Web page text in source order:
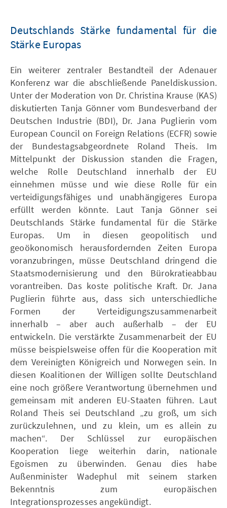
Deutschlands Stärke fundamental für die
Stärke Europas
Ein weiterer zentraler Bestandteil der Adenauer
Konferenz war die abschließende Paneldiskussion.
Unter der Moderation von Dr. Christina Krause (KAS)
diskutierten Tanja Gönner vom Bundesverband der
Deutschen Industrie (BDI), Dr. Jana Puglierin vom
European Council on Foreign Relations (ECFR) sowie
der Bundestagsabgeordnete Roland Theis. Im
Mittelpunkt der Diskussion standen die Fragen,
welche Rolle Deutschland innerhalb der EU
einnehmen müsse und wie diese Rolle für ein
verteidigungsfähiges und unabhängigeres Europa
erfüllt werden könnte. Laut Tanja Gönner sei
Deutschlands Stärke fundamental für die Stärke
Europas. Um in diesen geopolitisch und
geoökonomisch herausfordernden Zeiten Europa
voranzubringen, müsse Deutschland dringend die
Staatsmodernisierung und den Bürokratieabbau
vorantreiben. Das koste politische Kraft. Dr. Jana
Puglierin führte aus, dass sich unterschiedliche
Formen der Verteidigungszusammenarbeit
innerhalb – aber auch außerhalb – der EU
entwickeln. Die verstärkte Zusammenarbeit der EU
müsse beispielsweise offen für die Kooperation mit
dem Vereinigten Königreich und Norwegen sein. In
diesen Koalitionen der Willigen sollte Deutschland
eine noch größere Verantwortung übernehmen und
gemeinsam mit anderen EU-Staaten führen. Laut
Roland Theis sei Deutschland „zu groß, um sich
zurückzulehnen, und zu klein, um es allein zu
machen“. Der Schlüssel zur europäischen
Kooperation liege weiterhin darin, nationale
Egoismen zu überwinden. Genau dies habe
Außenminister Wadephul mit seinem starken
Bekenntnis zum europäischen
Integrationsprozesses angekündigt.